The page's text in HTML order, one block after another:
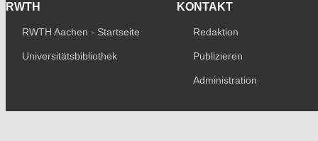
RWTH
RWTH Aachen - Startseite
Universitätsbibliothek
KONTAKT
Redaktion
Publizieren
Administration